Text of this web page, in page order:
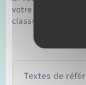
votre pension de
class="valeur">5
Textes de